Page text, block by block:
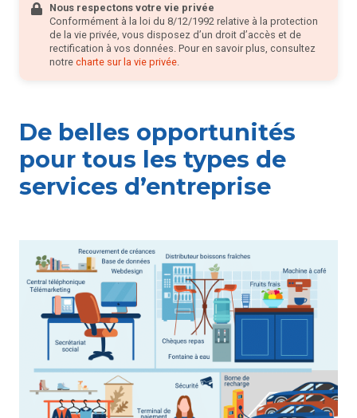
Nous respectons votre vie privée
Conformément à la loi du 8/12/1992 relative à la protection
de la vie privée, vous disposez d’un droit d’accès et de
rectification à vos données. Pour en savoir plus, consultez
notre charte sur la vie privée
De belles opportunités
pour tous les types de
services d’entreprise